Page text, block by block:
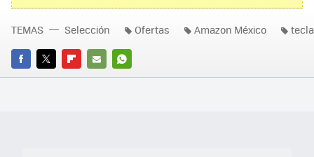
FACEBOOK
TWITTERFLIPBOARD
E-
WHATSAPP
TEMAS Selección Ofertas Amazon México